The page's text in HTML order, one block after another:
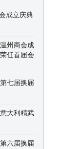
成立庆典
州商会成
任首届会
七届换届
大利精武
六届换届